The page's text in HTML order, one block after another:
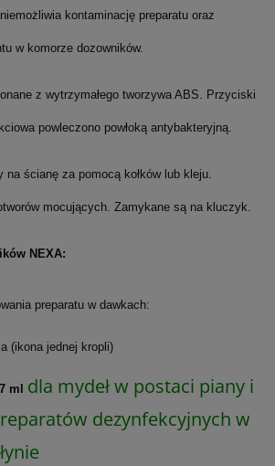
kontaminację preparatu oraz
w komorze dozowników.
z wytrzymałego tworzywa ABS. Przyciski
powleczono powłoką antybakteryjną.
na ścianę za pomocą kołków lub kleju.
mocujących. Zamykane są na kluczyk.
NEXA:
preparatu w dawkach:
(ikona jednej kropli)
ml dla mydeł w postaci piany i
dezynfekcyjnych w